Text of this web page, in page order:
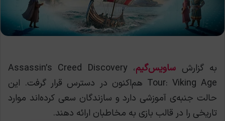
به گزارش ساویس‌گیم
، Assassin’s Creed Discovery
Tour: Viking Age هم‌اکنون در دسترس قرار گرفت. این
حالت جنبه‌ی آموزشی دارد و سازندگان سعی کرده‌اند موارد
تاریخی را در قالب بازی به مخاطبان ارائه دهند.